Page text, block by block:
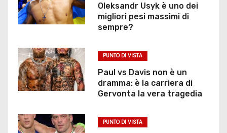
Oleksandr Usyk è uno dei
migliori pesi massimi di
sempre?
PUNTO DI VISTA
Paul vs Davis non è un
dramma: è la carriera di
Gervonta la vera tragedia
PUNTO DI VISTA